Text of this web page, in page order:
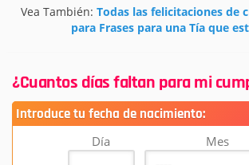
Vea También: Todas las felicitaciones de
para Frases para una Tía que
¿Cuantos días faltan para mi
Introduce tu fecha de nacimiento:
Día Mes